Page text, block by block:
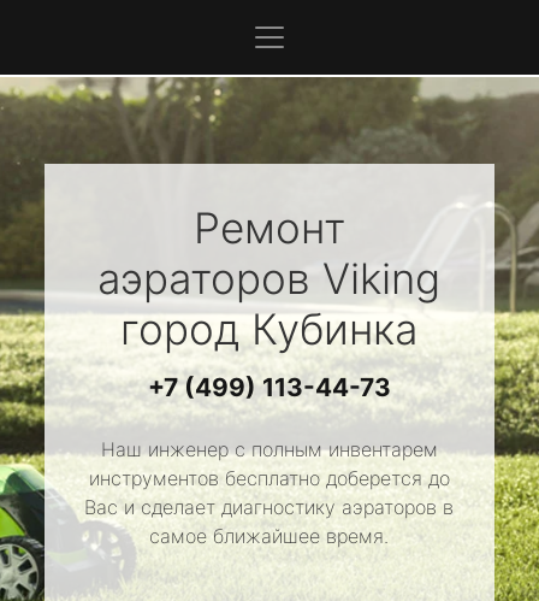
Ремонт
аэраторов Viking
город Кубинка
+7 (499) 113-44-73
Наш инженер с полным инвентарем
инструментов бесплатно доберется до
Вас и сделает диагностику аэраторов в
самое ближайшее время.